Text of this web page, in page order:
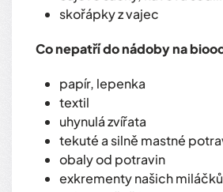
skořápky z vajec
Co nepatří do nádoby na
papír, lepenka
textil
uhynulá zvířata
tekuté a silně mastné
obaly od potravin
exkrementy našich miláčků